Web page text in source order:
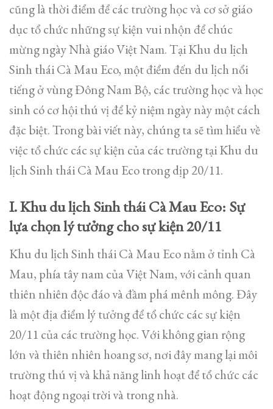
cũng là thời điểm để các trường học và cơ sở giáo
dục tổ chức những sự kiện vui nhộn để chúc
mừng ngày Nhà giáo Việt Nam. Tại Khu du lịch
Sinh thái Cà Mau Eco, một điểm đến du lịch nổi
tiếng ở vùng Đông Nam Bộ, các trường học và học
sinh có cơ hội thú vị để kỷ niệm ngày này một cách
đặc biệt. Trong bài viết này, chúng ta sẽ tìm hiểu về
việc tổ chức các sự kiện của các trường tại Khu du
lịch Sinh thái Cà Mau Eco trong dịp 20/11.
I. Khu du lịch Sinh thái Cà Mau Eco: Sự
lựa chọn lý tưởng cho sự kiện 20/11
Khu du lịch Sinh thái Cà Mau Eco nằm ở tỉnh Cà
Mau, phía tây nam của Việt Nam, với cảnh quan
thiên nhiên độc đáo và đầm phá mênh mông. Đây
là một địa điểm lý tưởng để tổ chức các sự kiện
20/11 của các trường học. Với không gian rộng
lớn và thiên nhiên hoang sơ, nơi đây mang lại môi
trường thú vị và khả năng linh hoạt để tổ chức các
hoạt động ngoại trời và trong nhà.